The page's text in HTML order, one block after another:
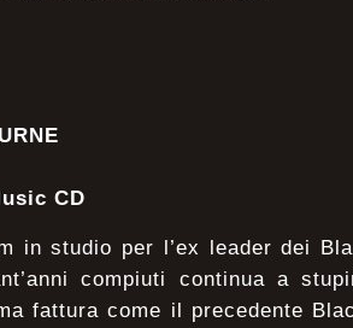
CD
in studio per l’ex leader dei
compiuti continua a
fattura come il precedente